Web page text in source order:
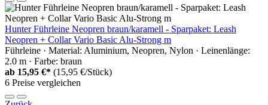
Hunter Führleine Neopren braun/karamell - Sparpaket: Leash
Neopren + Collar Vario Basic Alu-Strong m
Führleine · Material: Aluminium, Neopren, Nylon · Leinenlänge:
2.0 m · Farbe: braun
ab 15,95 €* (15,95 €/Stück)
6 Preise vergleichen